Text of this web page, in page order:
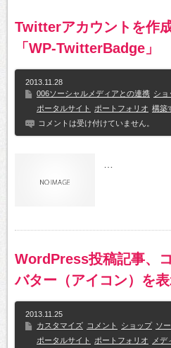
Twitterアカウントを作
「WP-TwitterBadge」
2013.11.28
006ソーシャルメディアとの連携 ショ
ポータルサイト
ポートフォリオ 構築
コメントは受け付けていません。
WordPress投稿記事、
バター（アイコン）を
2013.11.25
カスタマイズ コメント ショップ ソ
ポータルサイト
ポートフォリオ メデ